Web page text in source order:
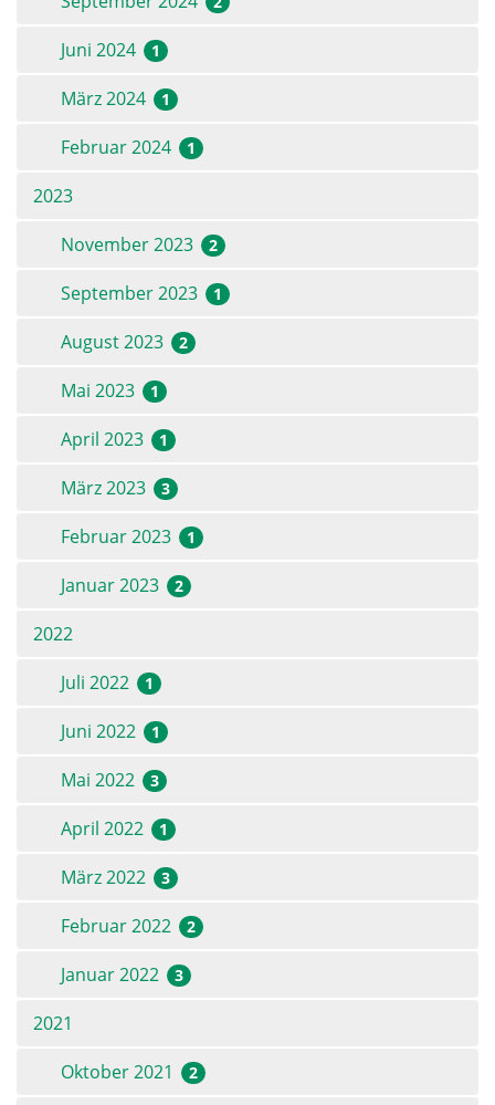
Juni 2024 1
März 2024 1
Februar 2024 1
2023
November 2023
2
September 2023 1
August 2023 2
Mai 2023 1
April 2023 1
März 2023 3
Februar 2023 1
Januar 2023 2
2022
Juli 2022
1
Juni 2022 1
Mai 2022 3
April 2022 1
März 2022 3
Februar 2022 2
Januar 2022 3
2021
Oktober 2021
2